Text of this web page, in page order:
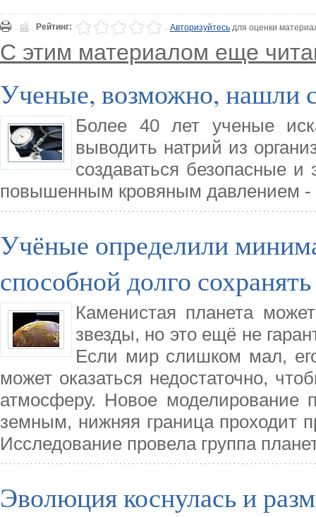
Рейтинг: Авторизуйтесьдля оценки
С этим материалом еще
Ученые, возможно, нашли
Более 40 лет ученые
выводить натрий из
создаваться безопасные
повышенным кровяным давлением -
Учёные определили
способной долго
Каменистая планета
звезды, но это ещё не
Если мир слишком мал,
может оказаться недостаточно,
атмосферу. Новое моделирование
земным, нижняя граница проходит
Исследование провела группа
Эволюция коснулась и